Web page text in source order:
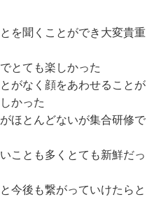
を聞くことができ大変貴重
とても楽しかった
がなく顔をあわせることが
かった
ほとんどないが集合研修で
ことも多くとても新鮮だっ
今後も繋がっていけたらと